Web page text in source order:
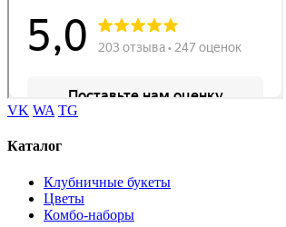
VK WA TG
Каталог
Клубничные букеты
Цветы
Комбо-наборы